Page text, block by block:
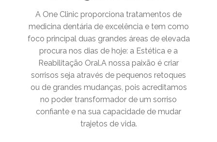
A One Clinic proporciona tratamentos de
medicina dentária de excelência e tem como
foco principal duas grandes áreas de elevada
procura nos dias de hoje: a Estética e a
Reabilitação Oral.A nossa paixão é criar
sorrisos seja através de pequenos retoques
ou de grandes mudanças, pois acreditamos
no poder transformador de um sorriso
confiante e na sua capacidade de mudar
trajetos de vida.